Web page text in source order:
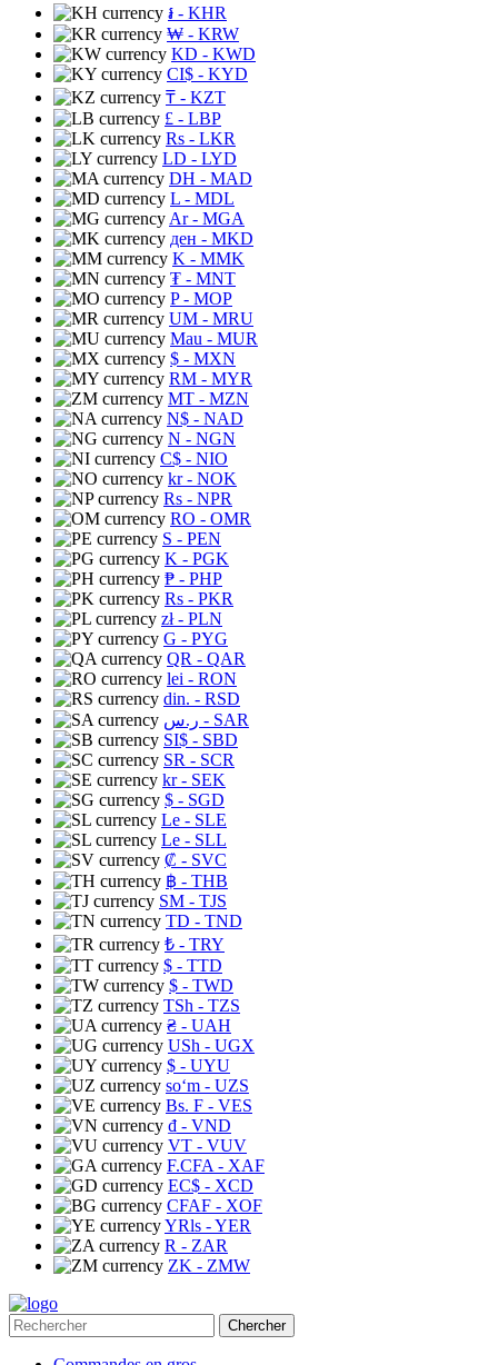
៛ - KHR
₩ - KRW
KD - KWD
CI$ - KYD
₸ - KZT
£ - LBP
Rs - LKR
LD - LYD
DH - MAD
L - MDL
Ar- MGA
ден - MKD
K - MMK
₮ - MNT
P- MOP
UM - MRU
Mau - MUR
$ - MXN
RM - MYR
MT - MZN
N$ - NAD
N - NGN
C$ - NIO
kr- NOK
Rs - NPR
RO - OMR
S - PEN
K - PGK
₱ - PHP
Rs - PKR
zł- PLN
G - PYG
QR - QAR
lei - RON
din. - RSD
ر.س - SAR
SI$ - SBD
SR - SCR
kr- SEK
$ - SGD
Le - SLE
Le - SLL
₡ - SVC
฿ - THB
ЅМ - TJS
TD - TND
₺ - TRY
$ - TTD
$ - TWD
TSh - TZS
₴ - UAH
USh - UGX
$ - UYU
soʻm - UZS
Bs. F - VES
₫ - VND
VT - VUV
F.CFA - XAF
EC$ - XCD
CFAF - XOF
YRls - YER
R - ZAR
ZK - ZMW
Chercher